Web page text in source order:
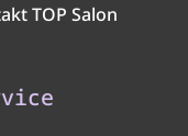
TOP Salon